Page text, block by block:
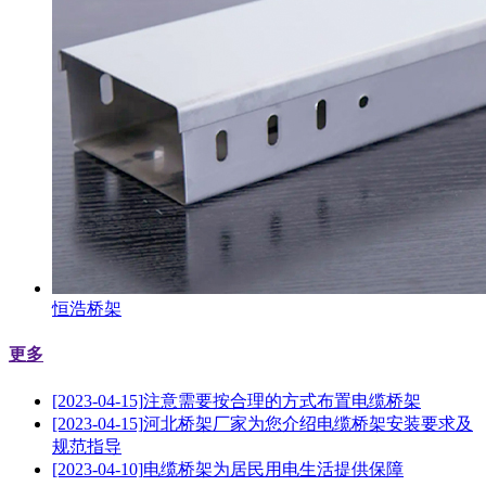
恒浩桥架
更多
[2023-04-15]注意需要按合理的方式布置电缆桥架
[2023-04-15]河北桥架厂家为您介绍电缆桥架安装要求及
规范指导
[2023-04-10]电缆桥架为居民用电生活提供保障